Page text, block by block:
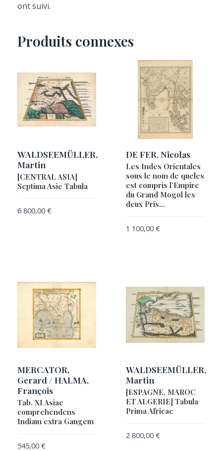
ont suivi.
Produits connexes
WALDSEEMÜLLER,
Martin
[CENTRAL ASIA]
Septima Asie Tabula
6 800,00 €
DE FER, Nicolas
Les Indes Orientales
sous le nom de queles
est compris l’Empire
du Grand Mogol les
deux Pris…
1 100,00 €
MERCATOR,
Gerard / HALMA,
François
Tab. XI Asiae
comprehendens
Indiam extra Gangem
545,00 €
WALDSEEMÜLLER,
Martin
[ESPAGNE, MAROC
ET ALGERIE] Tabula
Prima Africae
2 800,00 €